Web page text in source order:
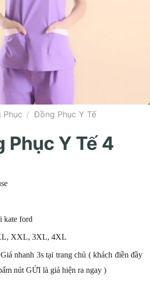
/ Đồng Phục Y Tế
Phục Y Tế 4
kate ford
XXL, 3XL, 4XL
nhanh 3s tại trang chủ ( khách điền đầy
nút GỬI là giá hiện ra ngay )